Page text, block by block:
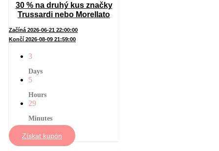
30 % na druhý kus značky
Trussardi nebo Morellato
Začíná 2026-06-21 22:00:00
Končí 2026-08-09 21:59:00
3
Days
5
Hours
29
Minutes
Získat kupón